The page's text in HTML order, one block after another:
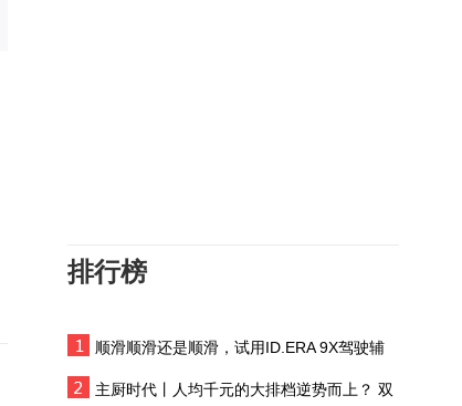
海峡青年连心汇：以新举
排行榜
顺滑顺滑还是顺滑，试用ID.ERA 9X驾驶辅
主厨时代丨人均千元的大排档逆势而上？ 双